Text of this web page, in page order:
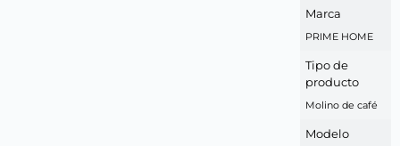
Marca
PRIME HOME
Tipo de
producto
Molino de café
Modelo